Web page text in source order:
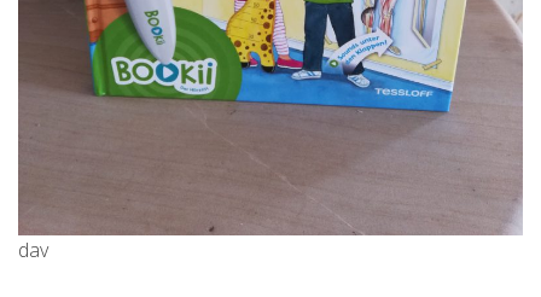
dav